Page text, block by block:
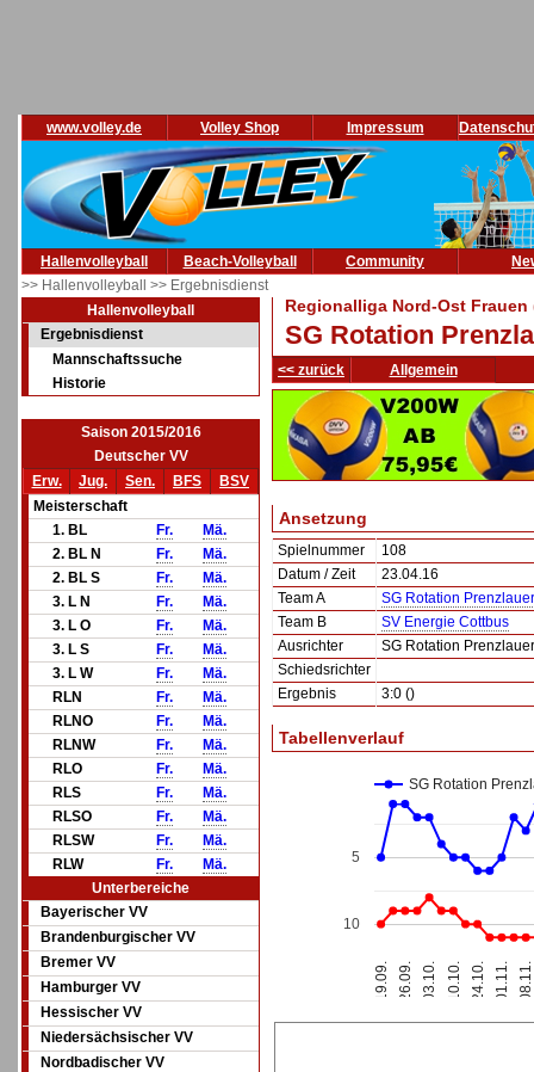
www.volley.de Volley Shop Impressum
Hallenvolleyball Beach-Volleyball Community
>> Hallenvolleyball >> Ergebnisdienst
Hallenvolleyball
Ergebnisdienst
Mannschaftssuche
Historie
Saison 2015/2016
Deutscher VV
Erw.
Jug. Sen. BFS
BSV
Meisterschaft
1. BL
Fr.
Mä.
2. BL N
Fr.
Mä.
2. BL S
Fr.
Mä.
3. L N
Fr.
Mä.
3. L O
Fr.
Mä.
3. L S
Fr.
Mä.
3. L W
Fr.
Mä.
RLN
Fr.
Mä.
RLNO
Fr.
Mä.
RLNW
Fr.
Mä.
RLO
Fr.
Mä.
RLS
Fr.
Mä.
RLSO
Fr.
Mä.
RLSW
Fr.
Mä.
RLW
Fr.
Mä.
Unterbereiche
Bayerischer VV
Brandenburgischer VV
Bremer VV
Hamburger VV
Hessischer VV
Niedersächsischer VV
Nordbadischer VV
Regionalliga Nord-Ost Frauen
SG Rotation
<< zurück Allgemein
Ansetzung
Spielnummer
108
Datum / Zeit
23.04.16
Team A
SG Rotation
Team B
SV Energie Cottbus
Ausrichter
SG Rotation
Schiedsrichter
Ergebnis
3:0 ()
Tabellenverlauf
SG Rotation
19.09. 26.09. 03.10. 10.10. 24.10. 01.11. 08.11.
5
10